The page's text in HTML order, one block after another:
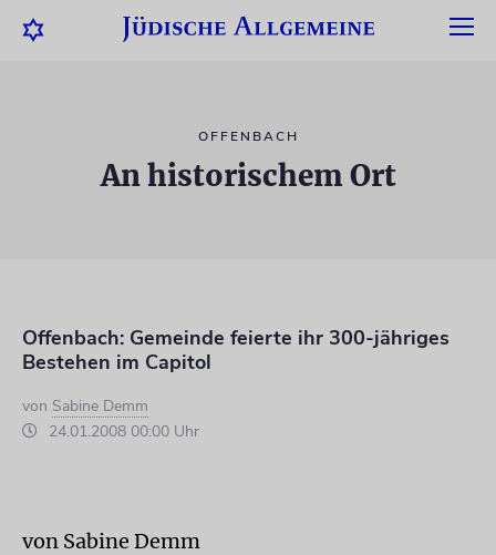
OFFENBACH
An historischem Ort
Offenbach: Gemeinde feierte ihr 300-jähriges
Bestehen im Capitol
von Sabine Demm
24.01.2008 00:00 Uhr
von Sabine Demm